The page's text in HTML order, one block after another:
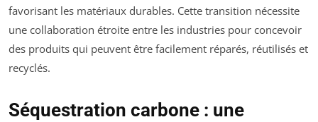
favorisant les matériaux durables. Cette transition nécessite
une collaboration étroite entre les industries pour concevoir
des produits qui peuvent être facilement réparés, réutilisés et
recyclés.
Séquestration carbone : une